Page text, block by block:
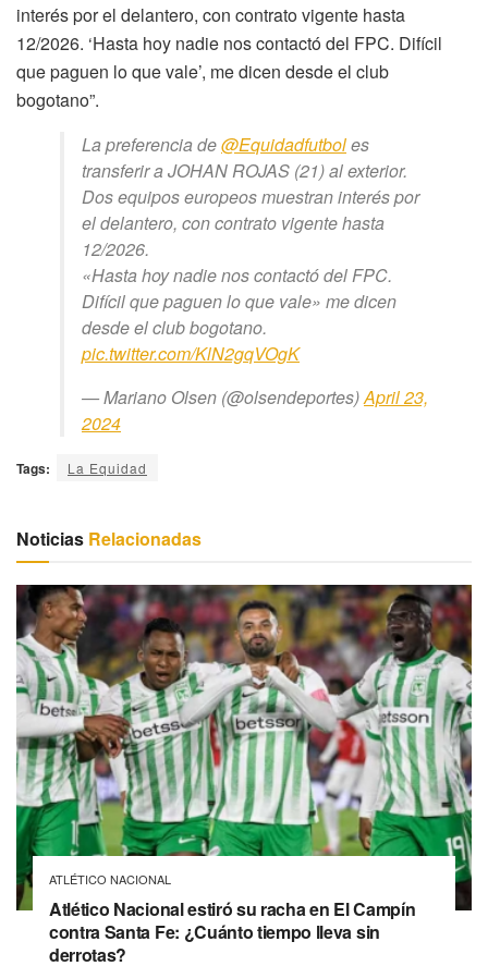
interés por el delantero, con contrato vigente hasta
12/2026. ‘Hasta hoy nadie nos contactó del FPC. Difícil
que paguen lo que vale’, me dicen desde el club
bogotano”.
La preferencia de@Equidadfutboles
transferir a JOHAN ROJAS (21) al exterior.
Dos equipos europeos muestran interés por
el delantero, con contrato vigente hasta
12/2026.
«Hasta hoy nadie nos contactó del FPC.
Difícil que paguen lo que vale» me dicen
desde el club bogotano.
pic.twitter.com/KlN2gqVOgK
— Mariano Olsen (@olsendeportes)April 23,
2024
Tags: La Equidad
Noticias Relacionadas
ATLÉTICO NACIONAL
Atlético Nacional estiró su racha en El Campín
contra Santa Fe: ¿Cuánto tiempo lleva sin
derrotas?